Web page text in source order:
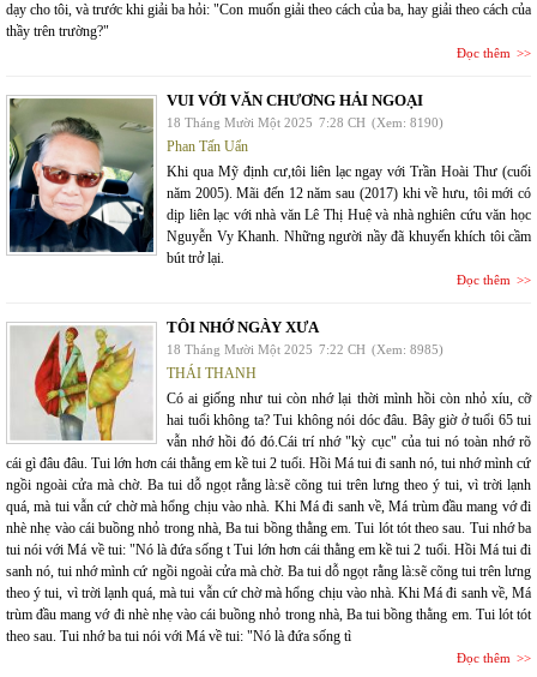
dạy cho tôi, và trước khi giải ba hỏi: "Con muốn giải theo cách của ba, hay giải theo cách của
thầy trên trường?"
Đọc thêm
VUI VỚI VĂN CHƯƠNG HẢI NGOẠI
18 Tháng Mười Một 2025 7:28 CH (Xem: 8190)
Phan Tấn Uẩn
Khi qua Mỹ định cư,tôi liên lạc ngay với Trần Hoài Thư (cuối
năm 2005). Mãi đến 12 năm sau (2017) khi về hưu, tôi mới có
dịp liên lạc với nhà văn Lê Thị Huệ và nhà nghiên cứu văn học
Nguyễn Vy Khanh. Những người nầy đã khuyến khích tôi cầm
bút trở lại.
Đọc thêm
TÔI NHỚ NGÀY XƯA
18 Tháng Mười Một 2025 7:22 CH (Xem: 8985)
THÁI THANH
Có ai giống như tui còn nhớ lại thời mình hồi còn nhỏ xíu, cỡ
hai tuổi không ta? Tui không nói dóc đâu. Bây giờ ở tuổi 65 tui
vẫn nhớ hồi đó đó.Cái trí nhớ "kỳ cục" của tui nó toàn nhớ rõ
cái gì đâu đâu. Tui lớn hơn cái thằng em kề tui 2 tuổi. Hồi Má tui đi sanh nó, tui nhớ mình cứ
ngồi ngoài cửa mà chờ. Ba tui dỗ ngọt rằng là:sẽ cõng tui trên lưng theo ý tui, vì trời lạnh
quá, mà tui vẫn cứ chờ mà hổng chịu vào nhà. Khi Má đi sanh về, Má trùm đầu mang vớ đi
nhè nhẹ vào cái buồng nhỏ trong nhà, Ba tui bồng thằng em. Tui lót tót theo sau. Tui nhớ ba
tui nói với Má về tui: "Nó là đứa sống t Tui lớn hơn cái thằng em kề tui 2 tuổi. Hồi Má tui đi
sanh nó, tui nhớ mình cứ ngồi ngoài cửa mà chờ. Ba tui dỗ ngọt rằng là:sẽ cõng tui trên lưng
theo ý tui, vì trời lạnh quá, mà tui vẫn cứ chờ mà hổng chịu vào nhà. Khi Má đi sanh về, Má
trùm đầu mang vớ đi nhè nhẹ vào cái buồng nhỏ trong nhà, Ba tui bồng thằng em. Tui lót tót
theo sau. Tui nhớ ba tui nói với Má về tui: "Nó là đứa sống tì
Đọc thêm